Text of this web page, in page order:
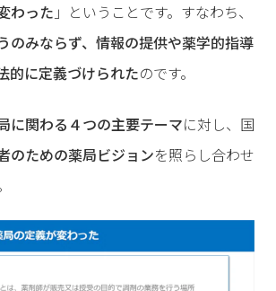
わった 」ということです。すなわち、
のみならず、情報の提供や薬学的指導
的に定義づけられたのです。
に関わる４つの主要テーマに対し、国
のための薬局ビジョンを照らし合わせ